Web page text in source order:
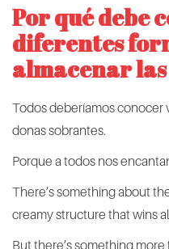
Por qué debe
diferentes
almacenar
Todos deberíamos conocer
donas sobrantes.
Porque a todos nos
There’s something about
creamy structure that wins
But there’s something